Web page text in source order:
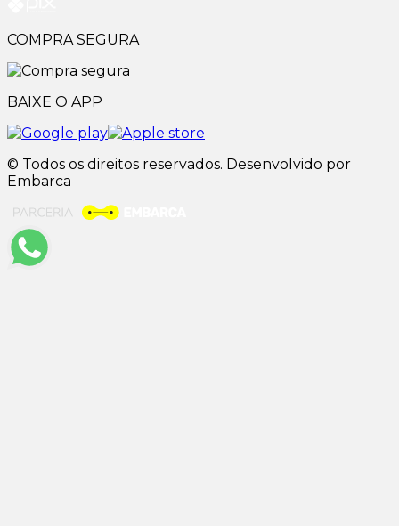
COMPRA SEGURA
BAIXE O APP
© Todos os direitos reservados. Desenvolvido por
Embarca